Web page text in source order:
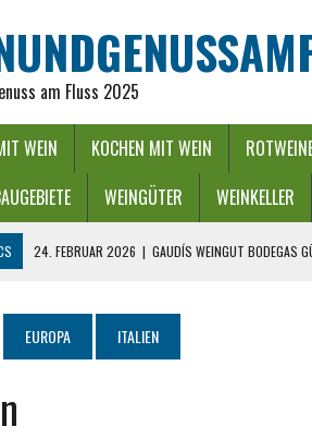
am Fluss 2025
WEIN KOCHEN MIT WEIN
WEINGÜTER WEINKELLER
24. FEBRUAR 2026 | GAUDÍS WEINGUT BODEGAS
2025 | POWER BEI DER WEINLESE EINFACH
EUROPA ITALIEN